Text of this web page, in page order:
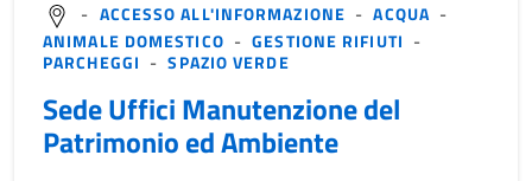
- ACCESSO ALL'INFORMAZIONE -ACQUA -
ANIMALE DOMESTICO -GESTIONE RIFIUTI -
PARCHEGGI -SPAZIO VERDE
Sede Uffici Manutenzione del
Patrimonio ed Ambiente